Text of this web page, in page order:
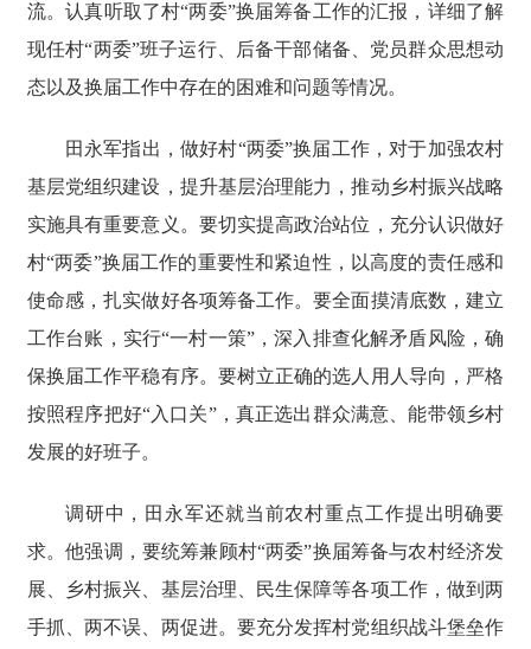
流。认真听取了村“两委”换届筹备工作的汇报，详细了解
现任村“两委”班子运行、后备干部储备、党员群众思想动
态以及换届工作中存在的困难和问题等情况。
田永军指出，做好村“两委”换届工作，对于加强农村
基层党组织建设，提升基层治理能力，推动乡村振兴战略
实施具有重要意义。要切实提高政治站位，充分认识做好
村“两委”换届工作的重要性和紧迫性，以高度的责任感和
使命感，扎实做好各项筹备工作。要全面摸清底数，建立
工作台账，实行“一村一策”，深入排查化解矛盾风险，确
保换届工作平稳有序。要树立正确的选人用人导向，严格
按照程序把好“入口关”，真正选出群众满意、能带领乡村
发展的好班子。
调研中，田永军还就当前农村重点工作提出明确要
求。他强调，要统筹兼顾村“两委”换届筹备与农村经济发
展、乡村振兴、基层治理、民生保障等各项工作，做到两
手抓、两不误、两促进。要充分发挥村党组织战斗堡垒作